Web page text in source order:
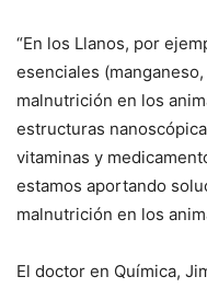
“En los Llanos, por
esenciales
malnutrición en los
estructuras
vitaminas y
estamos aportando
malnutrición en los
El doctor en Química,